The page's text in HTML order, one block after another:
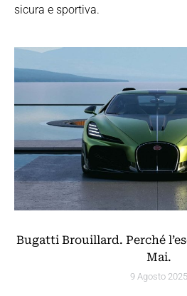
sicura e sportiva.
Bugatti Brouillard. Perché
Mai.
9 Agosto 2025